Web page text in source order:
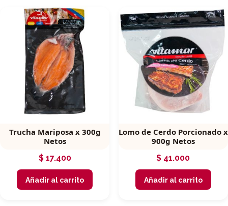
Trucha Mariposa x 300g
Netos
$17.400
Añadir al carrito
Lomo de Cerdo Porcionado x
900g Netos
$ 41.000
Añadir al carrito